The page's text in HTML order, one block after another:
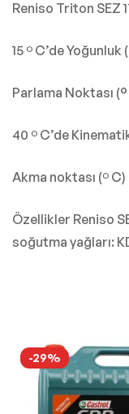
Reniso Triton SEZ
15 º C’de
Parlama Noktası
40 º C’de
Akma noktası (º
Özellikler Reniso
soğutma yağları:
-29%